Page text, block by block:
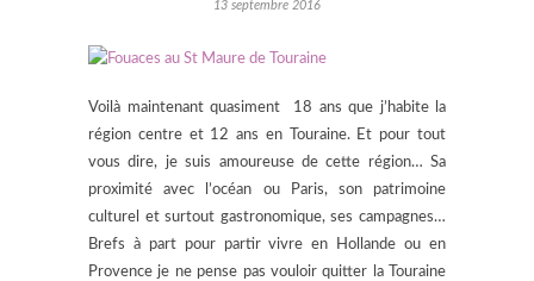
13 septembre 2016
Voilà maintenant quasiment 18 ans que j’habite la
région centre et 12 ans en Touraine. Et pour tout
vous dire, je suis amoureuse de cette région… Sa
proximité avec l’océan ou Paris, son patrimoine
culturel et surtout gastronomique, ses campagnes…
Brefs à part pour partir vivre en Hollande ou en
Provence je ne pense pas vouloir quitter la Touraine